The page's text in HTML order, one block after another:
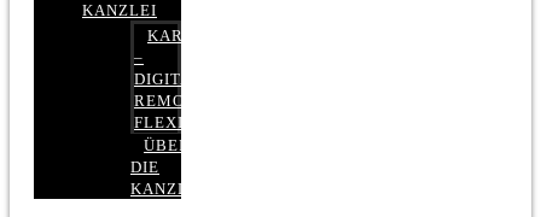
KANZLEI
KARRIERE
–
DIGITAL,
REMOTE,
FLEXIBEL
ÜBER
DIE
KANZLEI